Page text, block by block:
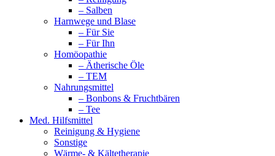
– Salben
Harnwege und Blase
– Für Sie
– Für Ihn
Homöopathie
– Ätherische Öle
– TEM
Nahrungsmittel
– Bonbons & Fruchtbären
– Tee
Med. Hilfsmittel
Reinigung & Hygiene
Sonstige
Wärme- & Kältetherapie